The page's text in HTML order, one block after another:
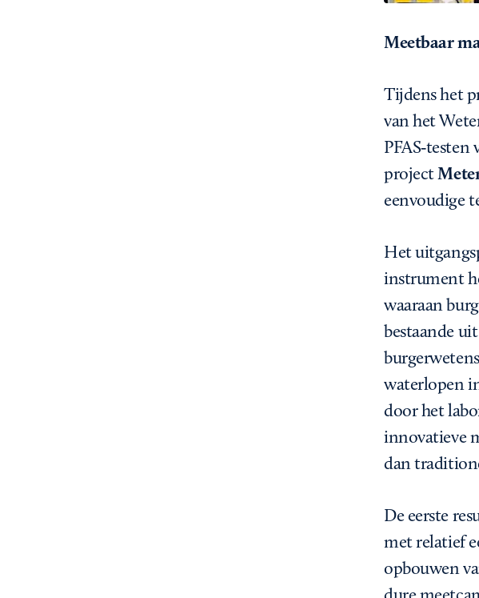
Meetbaar
Tijdens het
van het
project
eenvoudige
Het
instrument
waaraan
bestaande
waterlopen
door het
innovatieve
dan
De eerste
met relatief
opbouwen